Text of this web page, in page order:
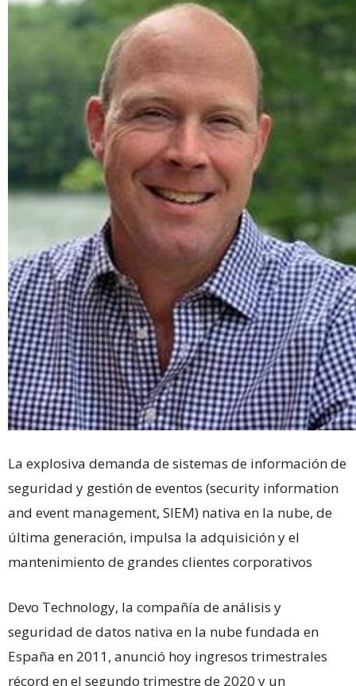
La explosiva demanda de sistemas de información de
seguridad y gestión de eventos (security information
and event management, SIEM) nativa en la nube, de
última generación, impulsa la adquisición y el
mantenimiento de grandes clientes corporativos
Devo Technology, la compañía de análisis y
seguridad de datos nativa en la nube fundada en
España en 2011, anunció hoy ingresos trimestrales
récord en el segundo trimestre de 2020 y un